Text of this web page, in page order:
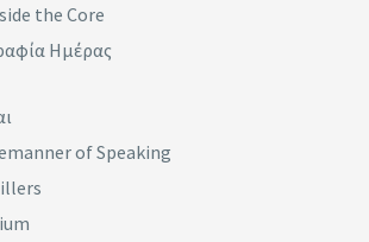
the Core
Ημέρας
of Speaking